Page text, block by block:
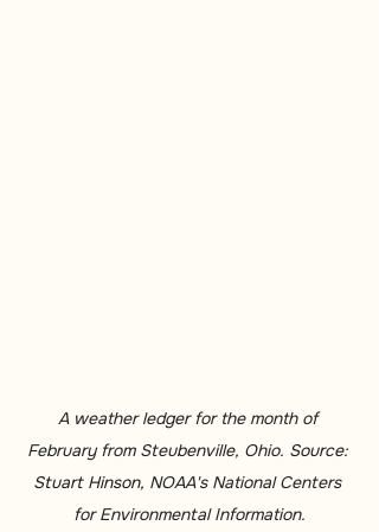
A weather ledger for the month of
February from Steubenville, Ohio. Source:
Stuart Hinson, NOAA's National Centers
for Environmental Information.